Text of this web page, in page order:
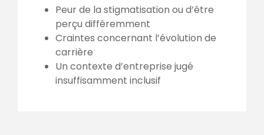
Peur de la stigmatisation ou d’être
perçu différemment
Craintes concernant l’évolution de
carrière
Un contexte d’entreprise jugé
insuffisamment inclusif